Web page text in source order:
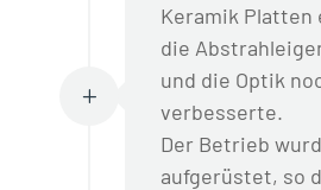
L
Keramik Platten
die
und die Optik
verbesserte.
Der Betrieb
aufgerüstet, so